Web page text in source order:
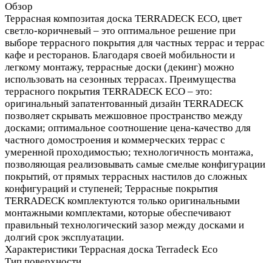
Обзор
Террасная композитая доска TERRADECK ECO, цвет
светло-коричневый – это оптимальное решение при
выборе террасного покрытия для частных террас и террас
кафе и ресторанов. Благодаря своей мобильности и
легкому монтажу, террасные доски (декинг) можно
использовать на сезонных террасах. Преимущества
террасного покрытия TERRADECK ECO – это:
оригинальный запатентованный дизайн TERRADECK
позволяет скрывать межшовное пространство между
досками; оптимальное соотношение цена-качество для
частного домостроения и коммерческих террас с
умеренной проходимостью; технологичность монтажа,
позволяющая реализовывать самые смелые конфигурации
покрытий, от прямых террасных настилов до сложных
конфигураций и ступеней; Террасные покрытия
TERRADECK комплектуются только оригинальными
монтажными комплектами, которые обеспечивают
правильный технологический зазор между досками и
долгий срок эксплуатации.
Характеристики Террасная доска Terradeck Eco